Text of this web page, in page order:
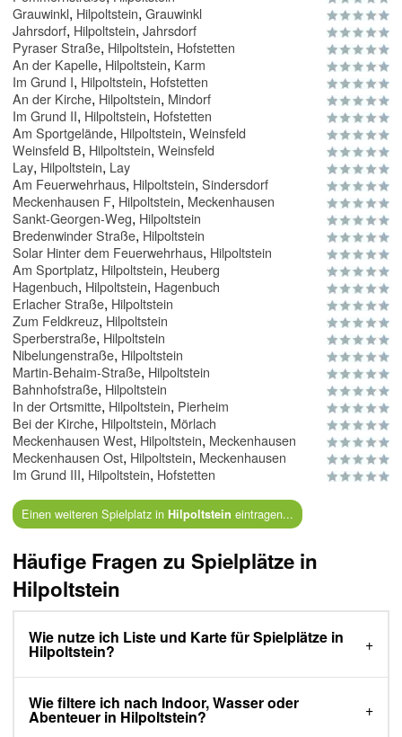
Grauwinkl, Hilpoltstein, Grauwinkl
Jahrsdorf, Hilpoltstein, Jahrsdorf
Pyraser Straße, Hilpoltstein, Hofstetten
An der Kapelle, Hilpoltstein, Karm
Im Grund I, Hilpoltstein, Hofstetten
An der Kirche, Hilpoltstein, Mindorf
Im Grund II, Hilpoltstein, Hofstetten
Am Sportgelände, Hilpoltstein, Weinsfeld
Weinsfeld B, Hilpoltstein, Weinsfeld
Lay, Hilpoltstein, Lay
Am Feuerwehrhaus, Hilpoltstein, Sindersdorf
Meckenhausen F, Hilpoltstein, Meckenhausen
Sankt-Georgen-Weg, Hilpoltstein
Bredenwinder Straße, Hilpoltstein
Solar Hinter dem Feuerwehrhaus, Hilpoltstein
Am Sportplatz, Hilpoltstein, Heuberg
Hagenbuch, Hilpoltstein, Hagenbuch
Erlacher Straße, Hilpoltstein
Zum Feldkreuz, Hilpoltstein
Sperberstraße, Hilpoltstein
Nibelungenstraße, Hilpoltstein
Martin-Behaim-Straße, Hilpoltstein
Bahnhofstraße, Hilpoltstein
In der Ortsmitte, Hilpoltstein, Pierheim
Bei der Kirche, Hilpoltstein, Mörlach
Meckenhausen West, Hilpoltstein, Meckenhausen
Meckenhausen Ost, Hilpoltstein, Meckenhausen
Im Grund III, Hilpoltstein, Hofstetten
Einen weiteren Spielplatz in Hilpoltstein eintragen...
Häufige Fragen zu Spielplätze in
Hilpoltstein
Wie nutze ich Liste und Karte für Spielplätze in
Hilpoltstein?
Wie filtere ich nach Indoor, Wasser oder
Abenteuer in Hilpoltstein?